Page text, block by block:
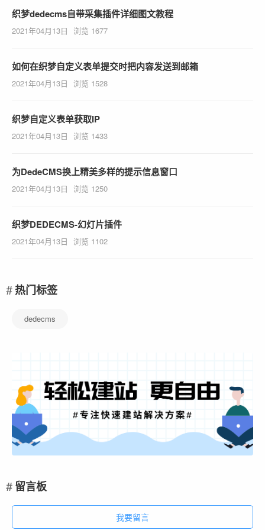
织梦dedecms自带采集插件详细图文教程
2021年04月13日 浏览 1677
如何在织梦自定义表单提交时把内容发送到邮箱
2021年04月13日 浏览 1528
织梦自定义表单获取IP
2021年04月13日 浏览 1433
为DedeCMS换上精美多样的提示信息窗口
2021年04月13日 浏览 1250
织梦DEDECMS-幻灯片插件
2021年04月13日 浏览 1102
热门标签
dedecms
留言板
我要留言